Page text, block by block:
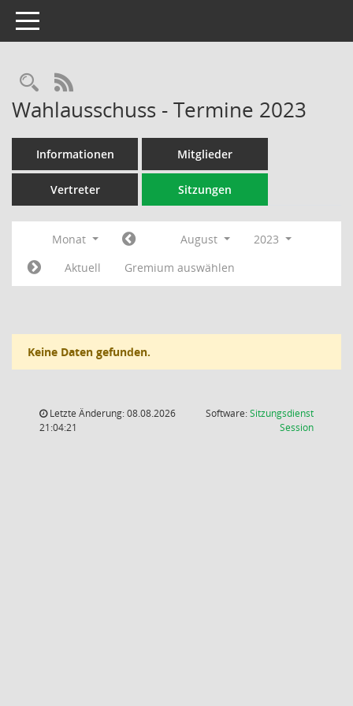
Toggle navigation
Rechercheauswahl
RSS-Feed
Wahlausschuss - Termine 2023
Informationen Mitglieder
Vertreter Sitzungen
Monat August
2023
Aktuell
Gremium auswählen
Keine Daten gefunden.
Letzte Änderung: 08.08.2026
21:04:21
Software:Sitzungsdienst
Session(Wird in